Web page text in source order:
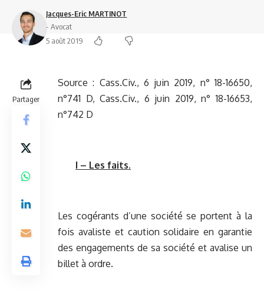
Jacques-Eric MARTINOT
- Avocat
5 août 2019
Partager
Source : Cass.Civ., 6 juin 2019, n° 18-16650,
n°741 D,Cass.Civ., 6 juin 2019, n° 18-16653,
n°742 D
I – Les faits.
Les cogérants d’une société se portent à la
fois avaliste et caution solidaire en garantie
des engagements de sa société et avalise un
billet à ordre.